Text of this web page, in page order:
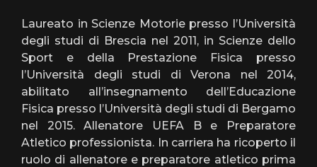
Laureato in Scienze Motorie presso l’Università
degli studi di Brescia nel 2011, in Scienze dello
Sport e della Prestazione Fisica presso
l’Università degli studi di Verona nel 2014,
abilitato all’insegnamento dell’Educazione
Fisica presso l’Università degli studi di Bergamo
nel 2015. Allenatore UEFA B e Preparatore
Atletico professionista. In carriera ha ricoperto il
ruolo di allenatore e preparatore atletico prima